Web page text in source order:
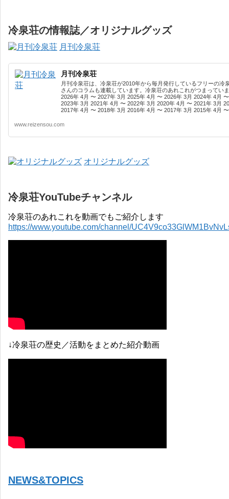
冷泉荘の情報誌／オリジナルグッズ
月刊冷泉荘
月刊冷泉荘
月刊冷泉荘は、冷泉荘が2010年から毎月発行しているフリーの
さんのコラムも連載しています。冷泉荘のあれこれがつまってい
2026年 4月 〜 2027年 3月 2025年 4月 〜 2026年 3月 2024年 4月
2023年 3月 2021年 4月 〜 2022年 3月 2020年 4月 〜 2021年 3月
2017年 4月 〜 2018年 3月 2016年 4月 〜 2017年 3月 2015年 4月
www.reizensou.com
オリジナルグッズ
冷泉荘YouTubeチャンネル
冷泉荘のあれこれを動画でもご紹介します
https://www.youtube.com/channel/
↓冷泉荘の歴史／活動をまとめた紹介動画
NEWS&TOPICS